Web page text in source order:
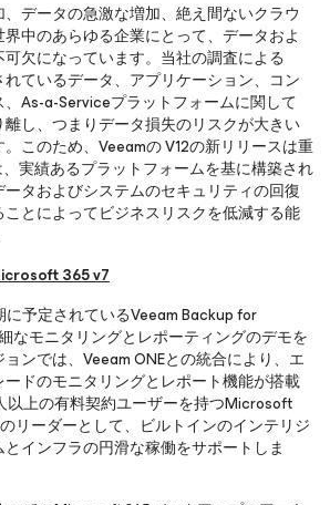
、データの急激な増加、絶え間ないクラウ
界中のあらゆる企業にとって、データおよ
欠になっています。当社の調査による
ているデータ、アプリケーション、コン
As-a-Serviceプラットフォームに関して
し、つまりデータ損失のリスクが大きい
このため、Veeamの V12の新リリースは重
実績あるプラットフォームを基に構築され
タおよびシステムのセキュリティの回復
とによってビジネスリスクを低減する能
365v7
予定されているVeeam Backupfor
なモニタリングとレポーティングのデモを
ンでは、Veeam ONEとの統合により、エ
ドのモニタリングとレポート機能が搭載
以上の有料契約ユーザーを持つMicrosoft
リーダーとして、ビルトインのインテリジ
インフラの円滑な稼働をサポートしま